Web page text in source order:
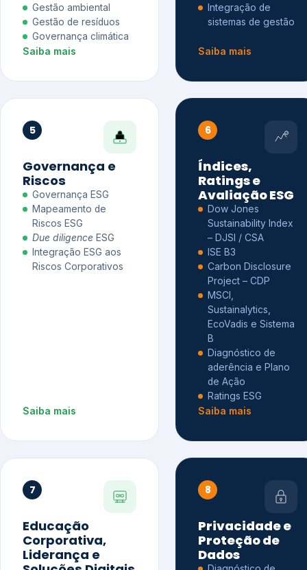
Gestão ambiental
Gestão de resíduos
Governança climática
Saiba mais
Integração de
sistemas de gestão
Saiba mais
5
Governança e
Riscos
Governança ESG
Mapeamento de
Riscos ESG
Due diligence ESG
Integração ESG aos
Riscos Corporativos
Saiba mais
6
Índices,
Ratings e
Avaliação ESG
Dow Jones
Sustainability Index
– DJSI / CSA
ISE B3
Carbon Disclosure
Project – CDP
MSCI,
Sustainalytics,
EcoVadis e Sistema
B
Diagnóstico de
aderência e Plano
de Ação
Ratings ESG
Saiba mais
7
Educação
Corporativa,
Liderança e
8
Privacidade e
Proteção de
Dados